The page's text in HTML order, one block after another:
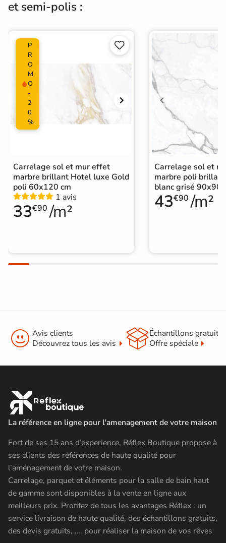
Origine
Catégories
|
Carrelage poli brillant
Carrelage grand format et XXL
Carrelage marbre
Carrelage Gris
Carrelage 90x90 cm
|
Carrelage sol cuisine
Carrelage salon moderne
Carrelage Chambre
Carrelage WC
et semi-polis :
P
R
O
M
O
-
2
0
%


Carrelage sol et mur effet
marbre brillant Hotel luxe Gold
poli 60x120 cm
1 avis
33€90 /m²
Carrelage sol et
marbre poli
blanc grisé 90x90
43€90 /m²
 Avis clients
Découvrez tous les avis
Échantillons gratuit
Offre spéciale

La référence en ligne pour l'amenagement de votre maison
Fort de ses 15 ans d’experience, Réflex Boutique propose à
ses clients des références de haute qualité pour
l’aménagement de votre maison.
Carrelage, parquet et éléments pour la salle de bain haut
de gamme sont disponibles à la vente en ligne aux
meilleurs prix. Profitez de tous les avantages Réflex : un
service livraison de haute qualité, des échantillons gratuits,
des devis gratuits, …. pour réaliser la maison de vos rêves